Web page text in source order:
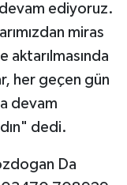
ediyoruz.
miras
aktarılmasında
her geçen gün
devam
dedi.